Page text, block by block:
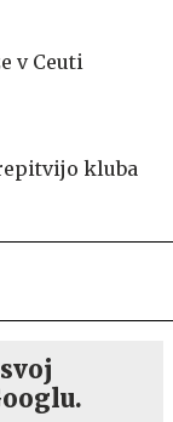
v Ceuti
kluba